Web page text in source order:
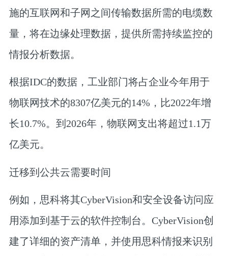
施的互联网和子网之间传输数据所需的电缆数
量，将在边缘处理数据，提供所需持续监控的
情报分析数据。
根据IDC的数据，工业部门将占企业今年用于
物联网技术的8307亿美元的14%，比2022年增
长10.7%。到2026年，物联网支出将超过1.1万
亿美元。
迁移到公共云需要时间
例如，思科将其CyberVision和安全设备访问应
用添加到基于云的软件控制台。CyberVision创
建了详细的资产清单，并使用思科情报来识别